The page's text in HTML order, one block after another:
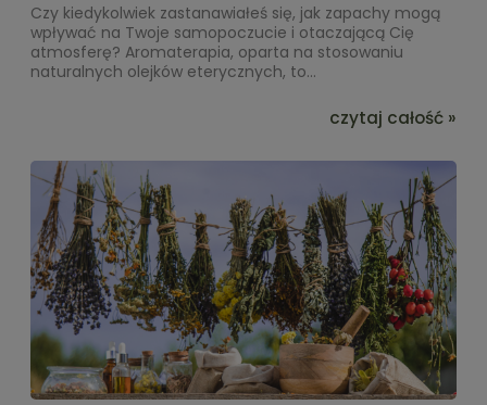
Czy kiedykolwiek zastanawiałeś się, jak zapachy mogą
wpływać na Twoje samopoczucie i otaczającą Cię
atmosferę? Aromaterapia, oparta na stosowaniu
naturalnych olejków eterycznych, to...
czytaj całość »